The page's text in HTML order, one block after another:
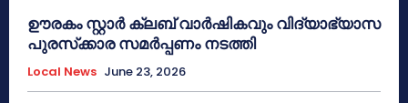
ഊരകം സ്റ്റാർ ക്ലബ് വാർഷികവും വിദ്യാഭ്യാസ
പുരസ്‌ക്കാര സമർപ്പണം നടത്തി
Local News June 23, 2026